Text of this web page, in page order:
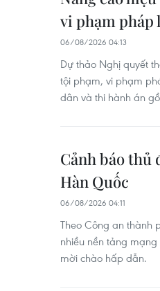
vi phạm pháp
06/08/2026 04:13
Dự thảo Nghị quyết
tội phạm, vi phạm
dân và thi hành án
Cảnh báo thủ
Hàn Quốc
06/08/2026 04:11
Theo Công an thành
nhiều nền tảng
mời chào hấp dẫn.